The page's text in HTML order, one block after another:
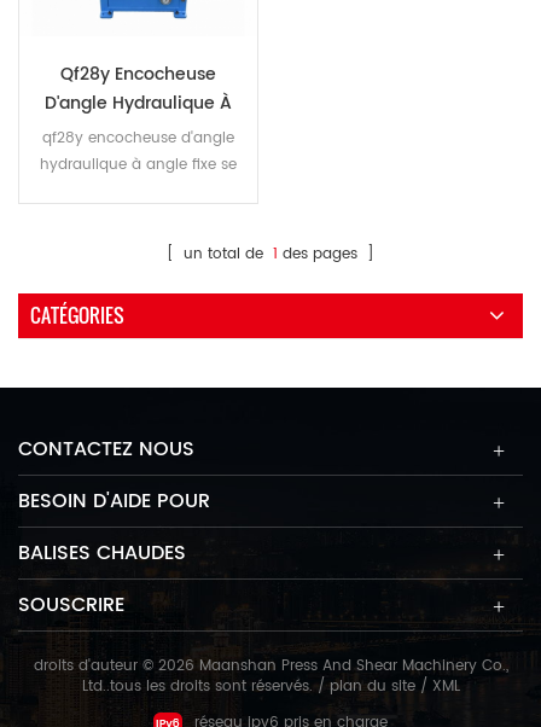
Qf28y Encocheuse
D'angle Hydraulique À
Angle Fixe
qf28y encocheuse d'angle
hydraulique à angle fixe se
[ un total de 1 des pages ]
CATÉGORIES
CONTACTEZ NOUS
BESOIN D'AIDE POUR
BALISES CHAUDES
SOUSCRIRE
droits d'auteur © 2026 Maanshan Press And Shear Machinery Co.,
Ltd..tous les droits sont réservés. /plan du site/ XML